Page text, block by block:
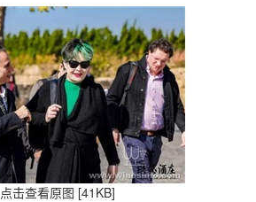
点击查看原图 [41KB]